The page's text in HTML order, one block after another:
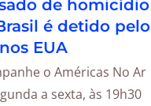
de homicídio
é detido pelo
EUA
o Américas No Ar
a sexta, às 19h30